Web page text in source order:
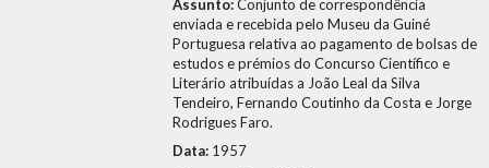
Assunto:Conjunto de correspondência
enviada e recebida pelo Museu da Guiné
Portuguesa relativa ao pagamento de bolsas de
estudos e prémios do Concurso Científico e
Literário atribuídas a João Leal da Silva
Tendeiro, Fernando Coutinho da Costa e Jorge
Rodrigues Faro.
Data: 1957